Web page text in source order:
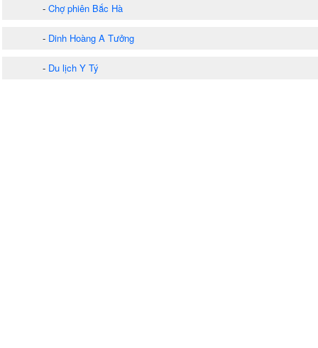
- Chợ phiên Bắc Hà
- Dinh Hoàng A Tưởng
- Du lịch Y Tý